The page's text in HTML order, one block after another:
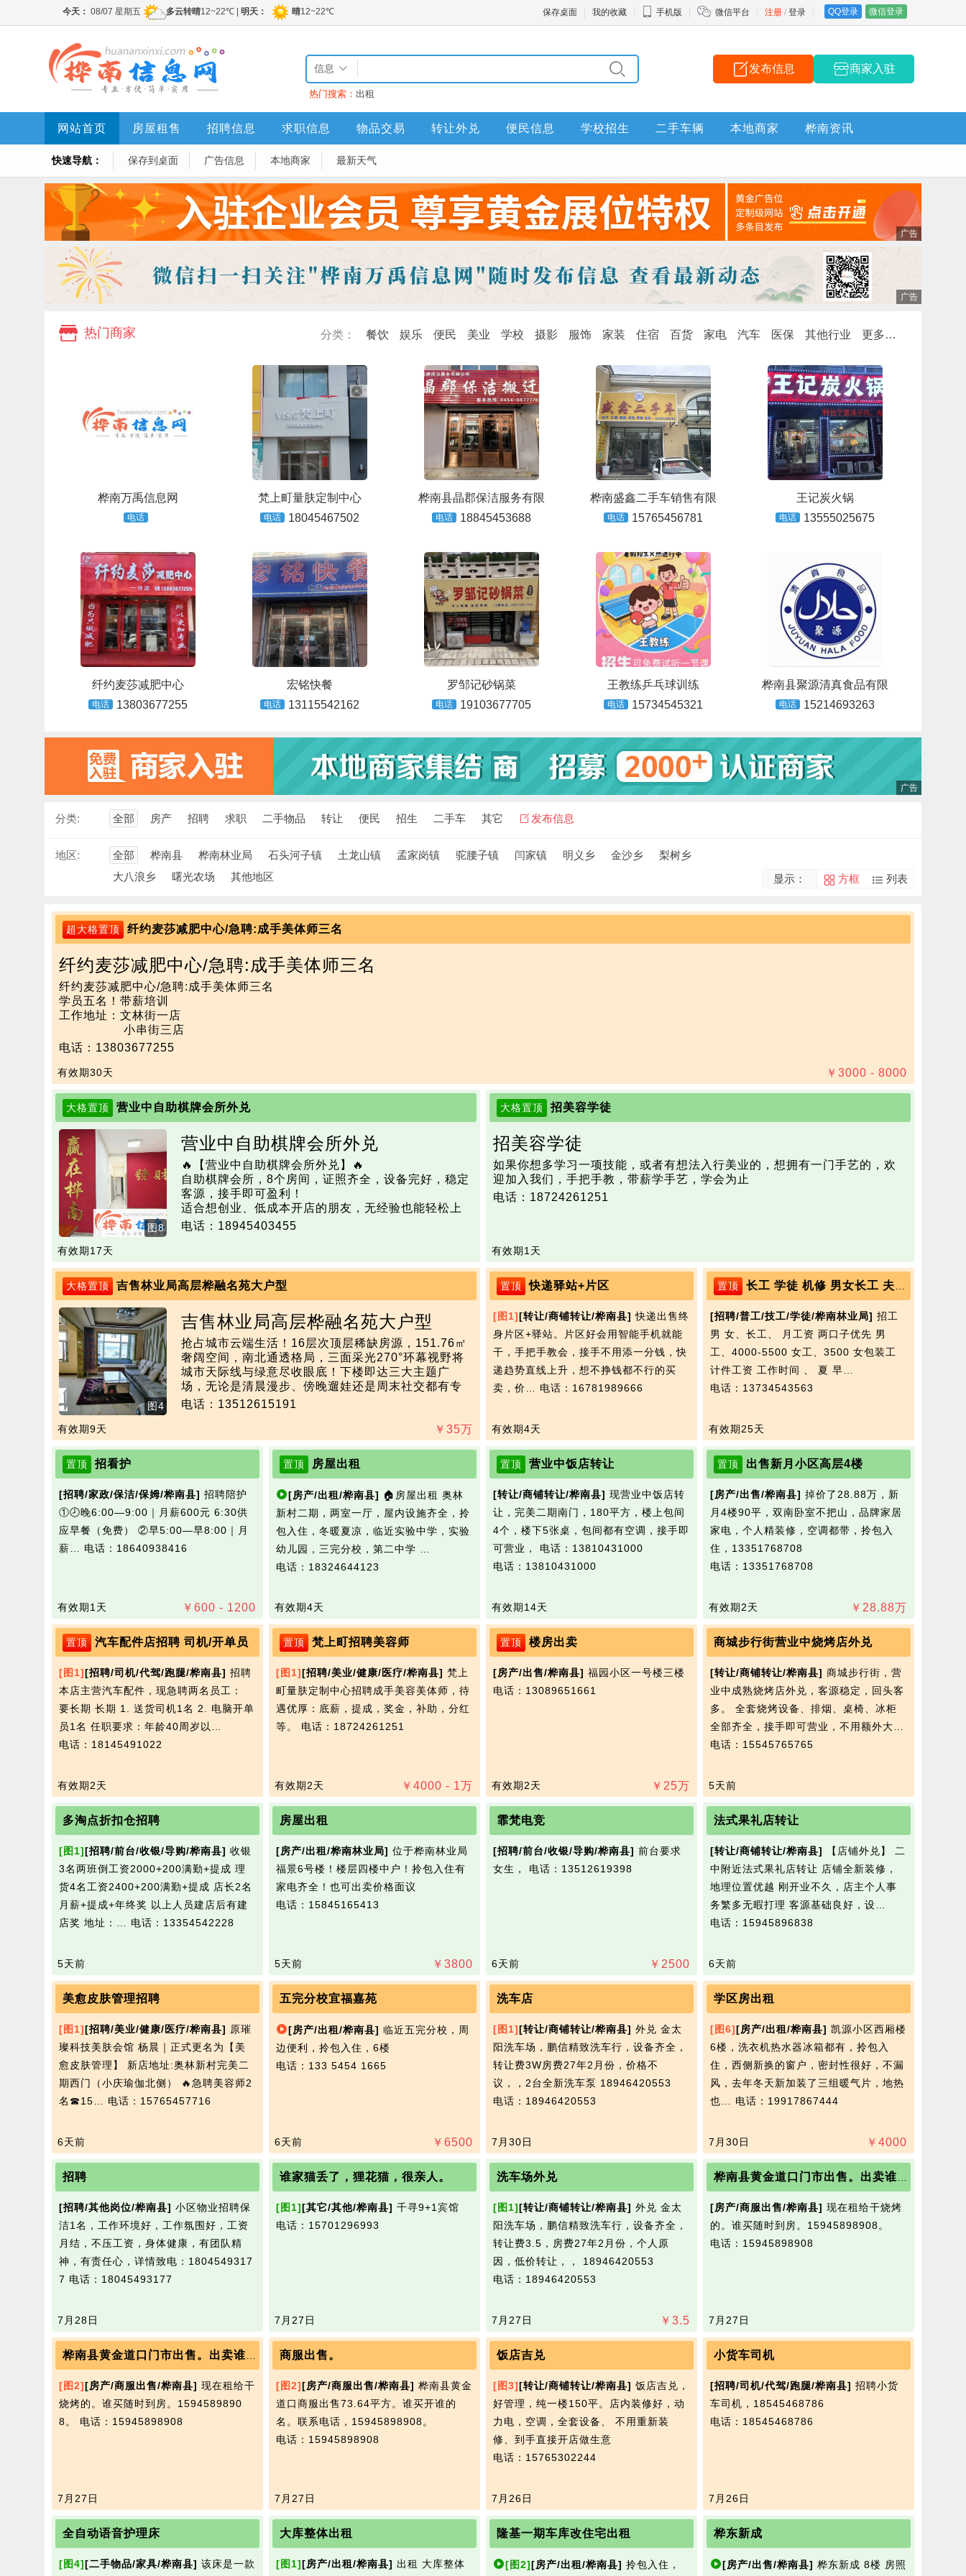
注册 / 登录 QQ登录 微信登录
保存桌面 我的收藏 手机版 微信平台
信息
热门搜索： 出租
发布信息 商家入驻
网站首页 房屋租售 招聘信息 求职信息 物品交易 转让外兑 便民信息 学校招生 二手车辆 本地商家 桦南资讯
快速导航： 保存到桌面 广告信息 本地商家 最新天气
热门商家 分类： 餐饮 娱乐 便民 美业 学校 摄影 服饰 家装 住宿 百货 家电 汽车 医保 其他行业 更多…
桦南万禹信息网
电话
梵上町量肤定制中心
电话 18045467502
桦南县晶郡保洁服务有限
电话 18845453688
桦南盛鑫二手车销售有限
电话 15765456781
王记炭火锅
电话 13555025675
纤约麦莎减肥中心
电话 13803677255
宏铭快餐
电话 13115542162
罗邹记砂锅菜
电话 19103677705
王教练乒乓球训练
电话 15734545321
桦南县聚源清真食品有限
电话 15214693263
分类: 全部 房产 招聘 求职 二手物品 转让 便民 招生 二手车 其它 发布信息
地区: 全部 桦南县 桦南林业局 石头河子镇 土龙山镇 孟家岗镇 驼腰子镇 闫家镇 明义乡 金沙乡
梨树乡
大八浪乡
曙光农场 其他地区 显示： 方框 列表
超大格置顶 纤约麦莎减肥中心/急聘:成手美体师三名
纤约麦莎减肥中心/急聘:成手美体师三名
纤约麦莎减肥中心/急聘:成手美体师三名
学员五名！带薪培训
工作地址：文林街一店
                  林业局四店
电话：13803677255
￥ 3000 - 8000
有效期30天
大格置顶 营业中自助棋牌会所外兑
图8
营业中自助棋牌会所外兑
🔥【营业中自助棋牌会所外兑】🔥
自助棋牌会所，8个房间，证照齐全，设备完好，稳定
客源，接手即可盈利！
适合想创业、低成本开店的朋友，无经验也能轻松上
手。
电话：18945403455
有效期17天
大格置顶 招美容学徒
招美容学徒
如果你想多学习一项技能，或者有想法入行美业的，想拥有一门手艺的，欢
迎加入我们，手把手教，带薪学手艺，学会为止
电话：18724261251
有效期1天
大格置顶 吉售林业局高层桦融名苑大户型
图4
吉售林业局高层桦融名苑大户型
抢占城市云端生活！16层次顶层稀缺房源，151.76㎡
奢阔空间，南北通透格局，三面采光270°环幕视野将
城市天际线与绿意尽收眼底！下楼即达三大主题广
场，无论是清晨漫步、傍晚遛娃还是周末社交都有专
属天地；毗邻网红小火车站景区，不出社区即可邂逅
电话：13512615191
￥ 35万
有效期9天
置顶 快递驿站+片区
[图1][转让/商铺转让/桦南县] 快递出售终
身片区+驿站。片区好会用智能手机就能
干，手把手教会，接手不用添一分钱，快
递趋势直线上升，想不挣钱都不行的买
卖，价… 电话：16781989666
有效期4天
置顶 长工 学徒 机修 男女长工 夫妻优先
[招聘/普工/技工/学徒/桦南林业局] 招工
男 女、长工、 月工资 两口子优先 男
工、4000-5500 女工、3500 女包装工
计件工资 工作时间 、 夏 早…
电话：13734543563
有效期25天
置顶 招看护
[招聘/家政/保洁/保姆/桦南县] 招聘陪护
①🕗晚6:00—9:00｜月薪600元 6:30供
应早餐（免费） ②早5:00—早8:00｜月
薪… 电话：18640938416
￥ 600 - 1200
有效期1天
置顶 房屋出租
[房产/出租/桦南县] 🏠房屋出租 奥林
新村二期，两室一厅，​屋内设施齐全，拎
包入住，冬暖夏凉，临近实验中学，实验
幼儿园，三完分校，第二中学 …
电话：18324644123
有效期4天
置顶 营业中饭店转让
[转让/商铺转让/桦南县] 现营业中饭店转
让，完美二期南门，180平方，楼上包间
4个，楼下5张桌，包间都有空调，接手即
可营业， 电话：13810431000
电话：13810431000
有效期14天
置顶 出售新月小区高层4楼
[房产/出售/桦南县] 掉价了28.88万，新
月4楼90平，双南卧室不把山，品牌家居
家电，个人精装修，空调都带，拎包入
住，13351768708
电话：13351768708
￥ 28.88万
有效期2天
置顶 汽车配件店招聘 司机/开单员
[图1][招聘/司机/代驾/跑腿/桦南县] 招聘
本店主营汽车配件，现急聘两名员工：
要长期 长期 1. 送货司机1名 2. 电脑开单
员1名 任职要求：年龄40周岁以…
电话：18145491022
有效期2天
置顶 梵上町招聘美容师
[图1][招聘/美业/健康/医疗/桦南县] 梵上
町量肤定制中心招聘成手美容美体师，待
遇优厚：底薪，提成，奖金，补助，分红
等。 电话：18724261251
￥ 4000 - 1万
有效期2天
置顶 楼房出卖
[房产/出售/桦南县] 福园小区一号楼三楼
电话：13089651661
￥ 25万
有效期2天
商城步行街营业中烧烤店外兑
[转让/商铺转让/桦南县] 商城步行街，营
业中成熟烧烤店外兑，客源稳定，回头客
多。 全套烧烤设备、排烟、桌椅、冰柜
全部齐全，接手即可营业，不用额外大…
电话：15545765765
5天前
多淘点折扣仓招聘
[图1][招聘/前台/收银/导购/桦南县] 收银
3名两班倒工资2000+200满勤+提成 理
货4名工资2400+200满勤+提成 店长2名
月薪+提成+年终奖 以上人员建店后有建
店奖 地址：… 电话：13354542228
5天前
房屋出租
[房产/出租/桦南林业局] 位于桦南林业局
福景6号楼！楼层四楼中户！拎包入住有
家电齐全！也可出卖价格面议
电话：15845165413
￥ 3800
5天前
霏梵电竞
[招聘/前台/收银/导购/桦南县] 前台要求
女生， 电话：13512619398
￥ 2500
6天前
法式果礼店转让
[转让/商铺转让/桦南县]
【店铺外兑】 二
中附近法式果礼店转让 店铺全新装修，
地理位置优越 刚开业不久，店主个人事
务繁多无暇打理 客源基础良好，设…
电话：15945896838
6天前
美愈皮肤管理招聘
[图1][招聘/美业/健康/医疗/桦南县] 原璀
璨科技美肤会馆 杨晨｜正式更名为【美
愈皮肤管理】 新店地址:奥林新村完美二
期西门（小庆瑜伽北侧） 🔥急聘美容师2
名☎15… 电话：15765457716
6天前
五完分校宜福嘉苑
[房产/出租/桦南县] 临近五完分校，周
边便利，拎包入住，6楼
电话：133 5454 1665
￥ 6500
6天前
洗车店
[图1][转让/商铺转让/桦南县] 外兑 金太
阳洗车场，鹏信精致洗车行，设备齐全，
转让费3W房费27年2月份，价格不
议，，2台全新洗车泵 18946420553
电话：18946420553
7月30日
学区房出租
[图6][房产/出租/桦南县] 凯源小区西厢楼
6楼，洗衣机热水器冰箱都有，拎包入
住，西侧新换的窗户，密封性很好，不漏
风，去年冬天新加装了三组暖气片，地热
也… 电话：19917867444
￥ 4000
7月30日
招聘
[招聘/其他岗位/桦南县] 小区物业招聘保
洁1名，工作环境好，工作氛围好，工资
月结，不压工资，身体健康，有团队精
神，有责任心，详情致电：1804549317
7 电话：18045493177
7月28日
谁家猫丢了，狸花猫，很亲人。
[图1][其它/其他/桦南县] 千寻9+1宾馆
电话：15701296993
7月27日
洗车场外兑
[图1][转让/商铺转让/桦南县] 外兑 金太
阳洗车场，鹏信精致洗车行，设备齐全，
转让费3.5，房费27年2月份，个人原
因，低价转让，， 18946420553
电话：18946420553
￥ 3.5
7月27日
[房产/商服出售/桦南县] 现在租给干烧烤
的。谁买随时到房。15945898908。
电话：15945898908
7月27日
[图2][房产/商服出售/桦南县] 现在租给干
烧烤的。谁买随时到房。1594589890
8。 电话：15945898908
7月27日
商服出售。
[图2][房产/商服出售/桦南县] 桦南县黄金
道口商服出售73.64平方。谁买开谁的
名。联系电话，15945898908。
电话：15945898908
7月27日
饭店吉兑
[图3][转让/商铺转让/桦南县] 饭店吉兑，
好管理，纯一楼150平。店内装修好，动
力电，空调，全套设备、 不用重新装
修、到手直接开店做生意
电话：15765302244
7月26日
小货车司机
[招聘/司机/代驾/跑腿/桦南县] 招聘小货
车司机，18545468786
电话：18545468786
7月26日
全自动语音护理床
[图4][二手物品/家具/桦南县] 该床是一款
大库整体出租
[图1][房产/出租/桦南县] 出租 大库整体
隆基一期车库改住宅出租
[图2][房产/出租/桦南县] 拎包入住，
桦东新成
[房产/出售/桦南县] 桦东新成 8楼 房照